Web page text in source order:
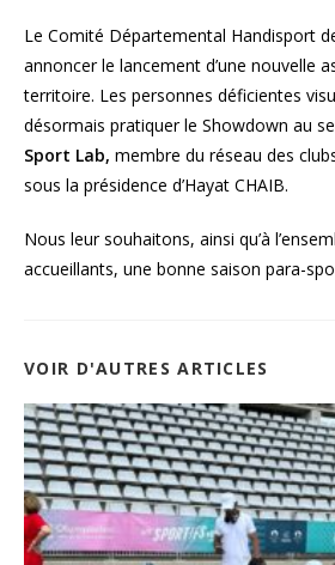
Le Comité Départemental Handisport
annoncer le lancement d’une nouvelle
territoire. Les personnes déficientes
désormais pratiquer le Showdown au
Sport Lab, membre du réseau des
sous la présidence d’Hayat CHAIB.
Nous leur souhaitons, ainsi qu’à
accueillants, une bonne saison para-
VOIR D'AUTRES ARTICLES